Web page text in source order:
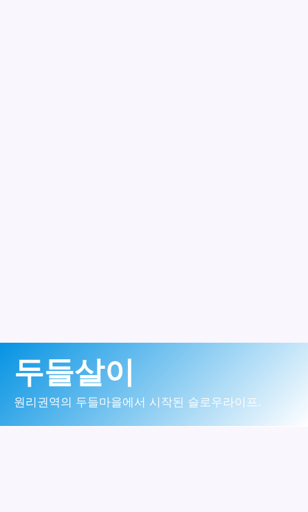
로
두들살이
원리권역의 두들마을에서 시작된 슬로우라이프.